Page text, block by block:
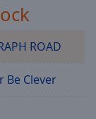
ROAD
Be Clever